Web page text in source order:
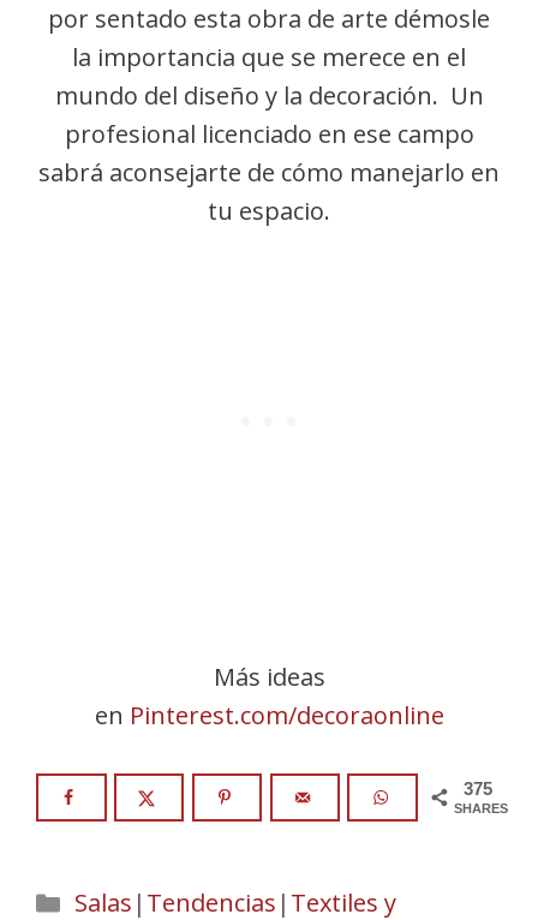
por sentado esta obra de arte démosle
la importancia que se merece en el
mundo del diseño y la decoración. Un
profesional licenciado en ese campo
sabrá aconsejarte de cómo manejarlo en
tu espacio.
Más ideas
en Pinterest.com/decoraonline
375
SHARES
Categories
Salas | Tendencias | Textiles y